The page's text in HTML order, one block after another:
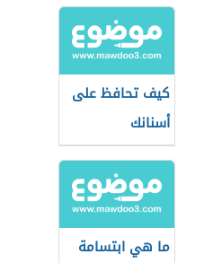
كيف تحافظ على
أسنانك
ما هي ابتسامة